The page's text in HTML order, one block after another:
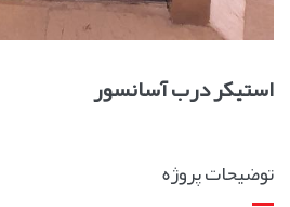
استیکر درب آسانسور
توضیحات پروژه